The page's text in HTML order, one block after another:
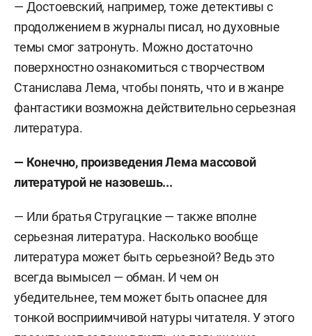
— Достоевский, например, тоже детективы с
продолжением в журналы писал, но духовные
темы смог затронуть. Можно достаточно
поверхностно ознакомиться с творчеством
Станислава Лема, чтобы понять, что и в жанре
фантастики возможна действительно серьезная
литература.
— Конечно, произведения Лема массовой
литературой не назовешь...
— Или братья Стругацкие — также вполне
серьезная литература. Насколько вообще
литература может быть серьезной? Ведь это
всегда вымысел — обман. И чем он
убедительнее, тем может быть опаснее для
тонкой восприимчивой натуры читателя. У этого